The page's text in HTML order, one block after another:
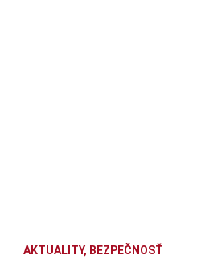
AKTUALITY, BEZPEČNOSŤ